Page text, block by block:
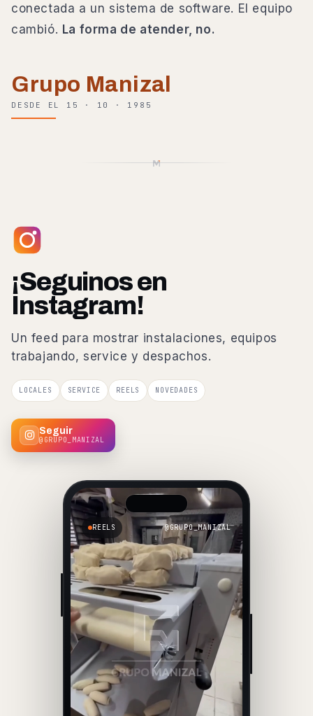
conectada a un sistema de software. El equipo
cambió. La forma de atender, no.
Grupo Manizal
DESDE EL 15 · 10 · 1985
¡Seguinos en
Instagram!
Un feed para mostrar instalaciones, equipos
trabajando, service y despachos.
LOCALES SERVICE REELS NOVEDADES
Seguir
@GRUPO_MANIZAL
REELS @GRUPO_MANIZAL